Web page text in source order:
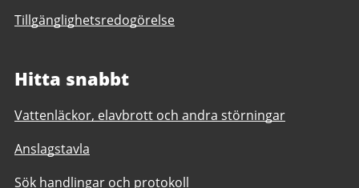
Tillgänglighetsredogörelse
Hitta snabbt
Vattenläckor, elavbrott och andra störningar
Anslagstavla
Sök handlingar och protokoll